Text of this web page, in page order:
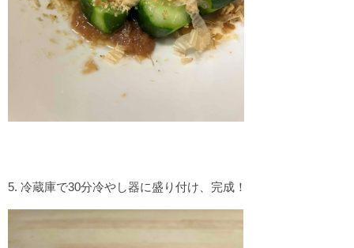
5. 冷蔵庫で30分冷やし器に盛り付け、完成！